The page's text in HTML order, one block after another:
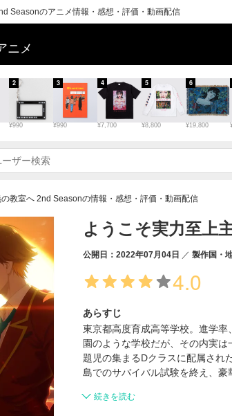
Seasonのアニメ情報・感想・評価・動画配信
ニメ
¥990
2
¥990
3
¥7,700
4
¥8,800
5
¥19,800
6
教室へ 2nd Seasonの情報・感想・評価・動画配信
ようこそ実力至上
公開日：2022年07月04日 製作国・
4.0
あらすじ
東京都高度育成高等学校。進学
園のような学校だが、その内実
題児の集まるDクラスに配属され
島でのサバイバル試験を終え、
続きを読む